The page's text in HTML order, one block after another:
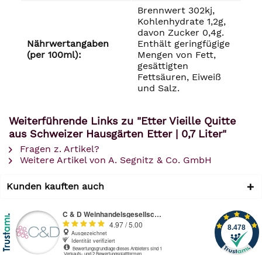
Nährwertangaben
(per 100ml):
Brennwert 302kj,
Kohlenhydrate 1,2g,
davon Zucker 0,4g.
Enthält geringfügige
Mengen von Fett,
gesättigten
Fettsäuren, Eiweiß
und Salz.
Weiterführende Links zu "Etter Vieille Quitte
aus Schweizer Hausgärten Etter | 0,7 Liter"
Fragen z. Artikel?
Weitere Artikel von A. Segnitz & Co. GmbH
Kunden kauften auch